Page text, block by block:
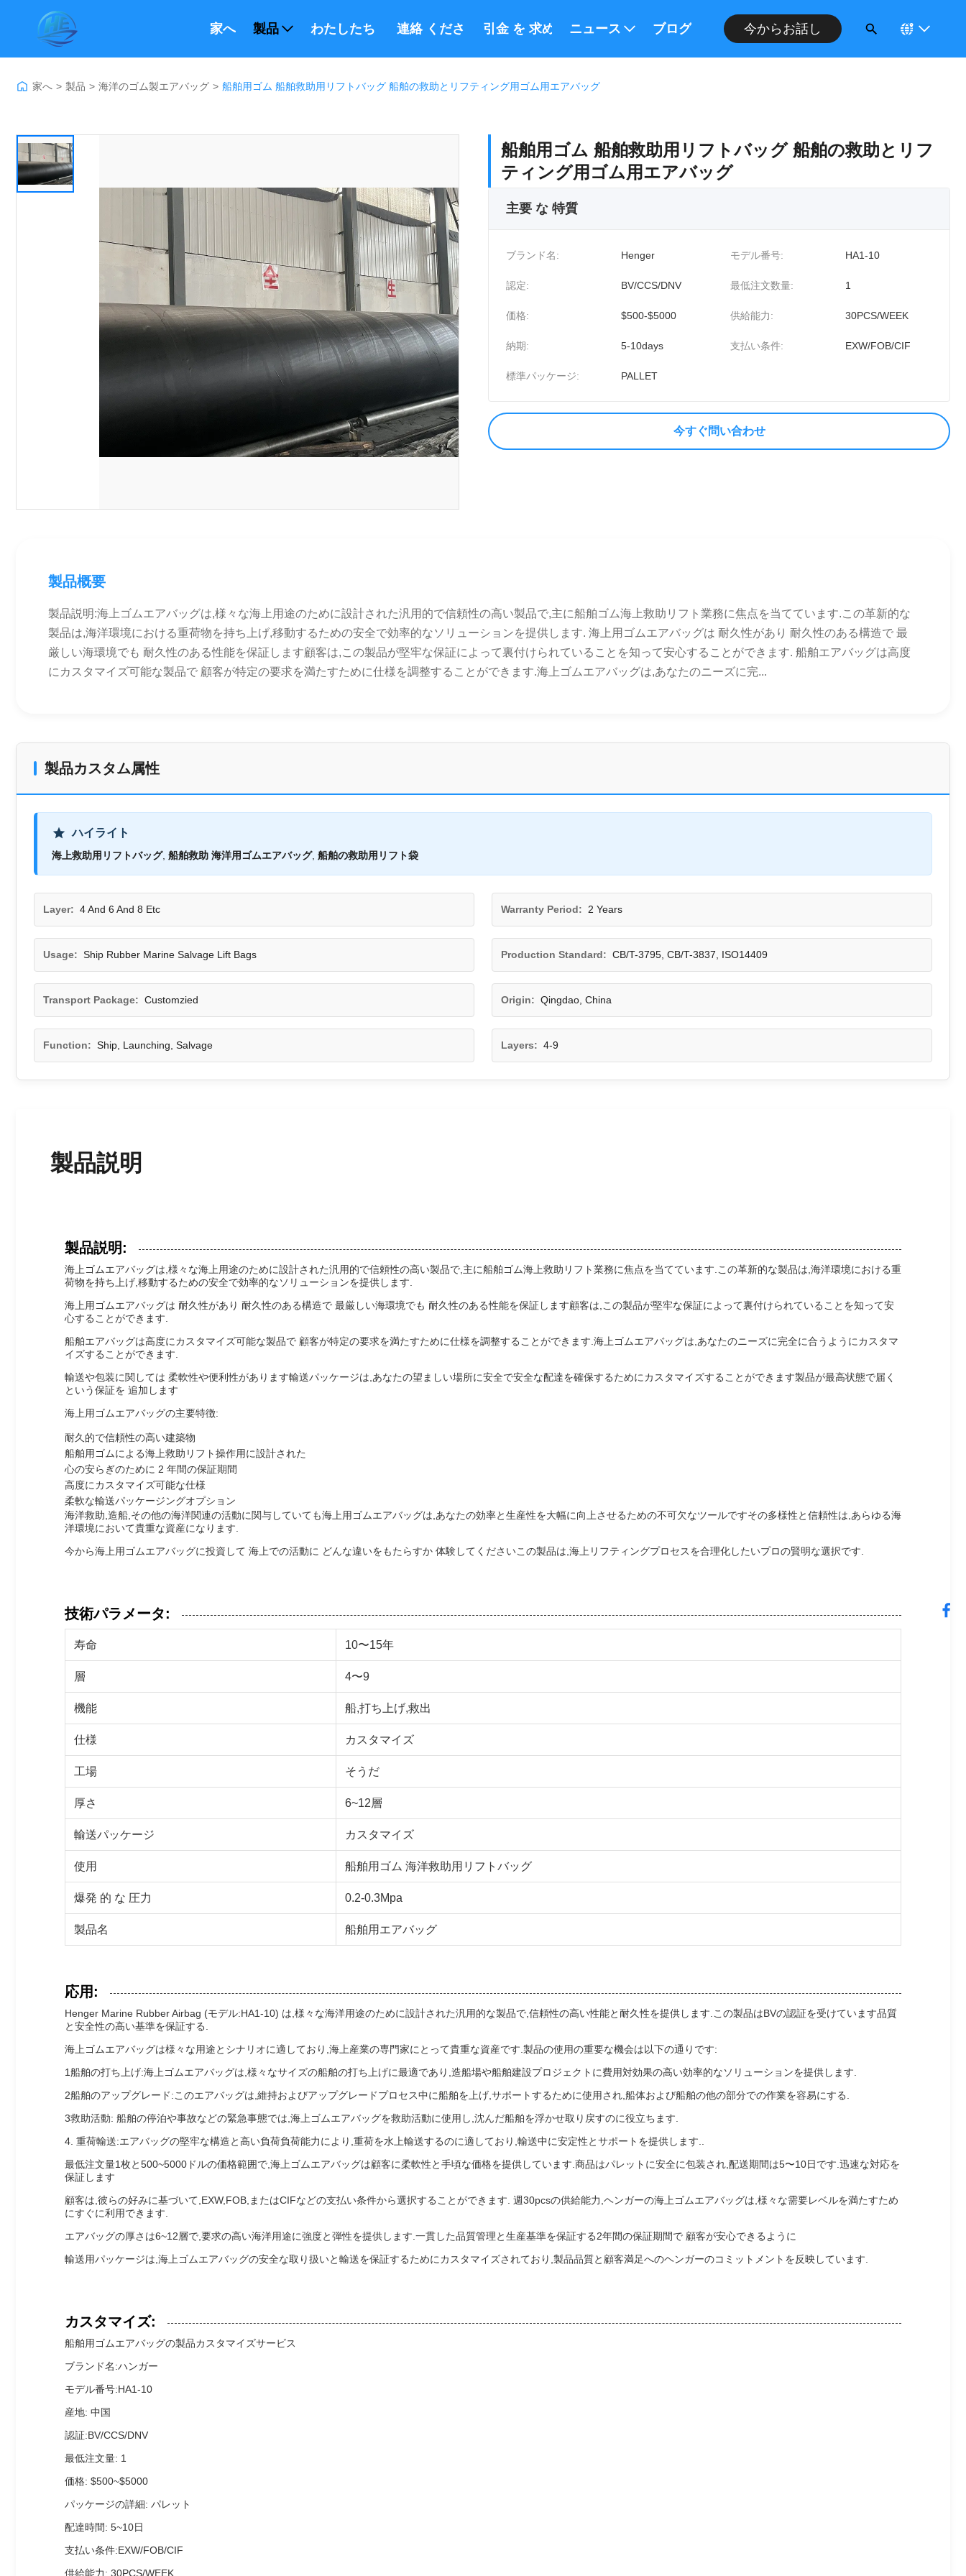
家へ 製品 わたしたち に つい て
連絡 ください 引金 を 求め て ください
ニュース ブログ 今からお話し
家へ > 製品 > 海洋のゴム製エアバッグ > 船舶用ゴム 船舶救助用リフトバッグ 船舶の救助とリフティング用ゴム用エアバッグ
船舶用ゴム 船舶救助用リフトバッグ 船舶の救助とリフ
ティング用ゴム用エアバッグ
主要 な 特質
ブランド名: Henger モデル番号: HA1-10
認定: BV/CCS/DNV 最低注文数量: 1
価格: $500-$5000 供給能力: 30PCS/WEEK
納期: 5-10days 支払い条件: EXW/FOB/CIF
標準パッケージ: PALLET
今すぐ問い合わせ
製品概要
製品説明:海上ゴムエアバッグは,様々な海上用途のために設計された汎用的で信頼性の高い製品で,主に船舶ゴム海上救助リフト業務に焦点を当てています.この革新的な
製品は,海洋環境における重荷物を持ち上げ,移動するための安全で効率的なソリューションを提供します. 海上用ゴムエアバッグは 耐久性があり 耐久性のある構造で 最
厳しい海環境でも 耐久性のある性能を保証します顧客は,この製品が堅牢な保証によって裏付けられていることを知って安心することができます. 船舶エアバッグは高度
にカスタマイズ可能な製品で 顧客が特定の要求を満たすために仕様を調整することができます.海上ゴムエアバッグは,あなたのニーズに完...
製品カスタム属性
ハイライト
海上救助用リフトバッグ, 船舶救助 海洋用ゴムエアバッグ, 船舶の救助用リフト袋
Layer: 4 And 6 And 8 Etc Warranty Period: 2 Years
Usage: Ship Rubber Marine Salvage Lift Bags Production Standard: CB/T-3795, CB/T-3837, ISO14409
Transport Package: Customzied Origin: Qingdao, China
Function: Ship, Launching, Salvage Layers: 4-9
製品説明
製品説明:
海上ゴムエアバッグは,様々な海上用途のために設計された汎用的で信頼性の高い製品で,主に船舶ゴム海上救助リフト業務に焦点を当てています.この革新的な製品は,海洋環境における重
荷物を持ち上げ,移動するための安全で効率的なソリューションを提供します.
海上用ゴムエアバッグは 耐久性があり 耐久性のある構造で 最厳しい海環境でも 耐久性のある性能を保証します顧客は,この製品が堅牢な保証によって裏付けられていることを知って安
心することができます.
船舶エアバッグは高度にカスタマイズ可能な製品で 顧客が特定の要求を満たすために仕様を調整することができます.海上ゴムエアバッグは,あなたのニーズに完全に合うようにカスタマ
イズすることができます.
輸送や包装に関しては 柔軟性や便利性があります輸送パッケージは,あなたの望ましい場所に安全で安全な配達を確保するためにカスタマイズすることができます製品が最高状態で届く
という保証を 追加します
海上用ゴムエアバッグの主要特徴:
耐久的で信頼性の高い建築物
船舶用ゴムによる海上救助リフト操作用に設計された
心の安らぎのために 2 年間の保証期間
高度にカスタマイズ可能な仕様
柔軟な輸送パッケージングオプション
海洋救助,造船,その他の海洋関連の活動に関与していても海上用ゴムエアバッグは,あなたの効率と生産性を大幅に向上させるための不可欠なツールですその多様性と信頼性は,あらゆる海
洋環境において貴重な資産になります.
今から海上用ゴムエアバッグに投資して 海上での活動に どんな違いをもたらすか 体験してくださいこの製品は,海上リフティングプロセスを合理化したいプロの賢明な選択です.
技術パラメータ:
寿命 10〜15年
層 4〜9
機能 船,打ち上げ,救出
仕様 カスタマイズ
工場 そうだ
厚さ 6~12層
輸送パッケージ カスタマイズ
使用 船舶用ゴム 海洋救助用リフトバッグ
爆発 的 な 圧力 0.2-0.3Mpa
製品名 船舶用エアバッグ
応用:
Henger Marine Rubber Airbag (モデル:HA1-10) は,様々な海洋用途のために設計された汎用的な製品で,信頼性の高い性能と耐久性を提供します.この製品はBVの認証を受けています品質
と安全性の高い基準を保証する.
海上ゴムエアバッグは様々な用途とシナリオに適しており,海上産業の専門家にとって貴重な資産です.製品の使用の重要な機会は以下の通りです:
1船舶の打ち上げ:海上ゴムエアバッグは,様々なサイズの船舶の打ち上げに最適であり,造船場や船舶建設プロジェクトに費用対効果の高い効率的なソリューションを提供します.
2船舶のアップグレード:このエアバッグは,維持およびアップグレードプロセス中に船舶を上げ,サポートするために使用され,船体および船舶の他の部分での作業を容易にする.
3救助活動: 船舶の停泊や事故などの緊急事態では,海上ゴムエアバッグを救助活動に使用し,沈んだ船舶を浮かせ取り戻すのに役立ちます.
4. 重荷輸送:エアバッグの堅牢な構造と高い負荷負荷能力により,重荷を水上輸送するのに適しており,輸送中に安定性とサポートを提供します..
最低注文量1枚と500~5000ドルの価格範囲で,海上ゴムエアバッグは顧客に柔軟性と手頃な価格を提供しています.商品はパレットに安全に包装され,配送期間は5〜10日です.迅速な対応を
保証します
顧客は,彼らの好みに基づいて,EXW,FOB,またはCIFなどの支払い条件から選択することができます. 週30pcsの供給能力,ヘンガーの海上ゴムエアバッグは,様々な需要レベルを満たすため
にすぐに利用できます.
エアバッグの厚さは6~12層で,要求の高い海洋用途に強度と弾性を提供します.一貫した品質管理と生産基準を保証する2年間の保証期間で 顧客が安心できるように
輸送用パッケージは,海上ゴムエアバッグの安全な取り扱いと輸送を保証するためにカスタマイズされており,製品品質と顧客満足へのヘンガーのコミットメントを反映しています.
カスタマイズ:
船舶用ゴムエアバッグの製品カスタマイズサービス
ブランド名:ハンガー
モデル番号:HA1-10
産地: 中国
認証:BV/CCS/DNV
最低注文量: 1
価格: $500~$5000
パッケージの詳細: パレット
配達時間: 5~10日
支払い条件:EXW/FOB/CIF
供給能力: 30PCS/WEEK